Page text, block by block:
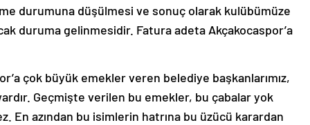
durumuna düşülmesi ve sonuç olarak kulübümüze
duruma gelinmesidir. Fatura adeta Akçakocaspor’a
çok büyük emekler veren belediye başkanlarımız,
Geçmişte verilen bu emekler, bu çabalar yok
En azından bu isimlerin hatrına bu üzücü karardan